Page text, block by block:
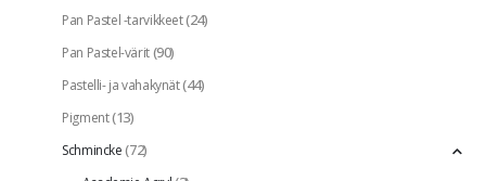
Pan Pastel -tarvikkeet(24)
Pan Pastel-värit(90)
Pastelli- ja vahakynät(44)
Pigment(13)
Schmincke(72)